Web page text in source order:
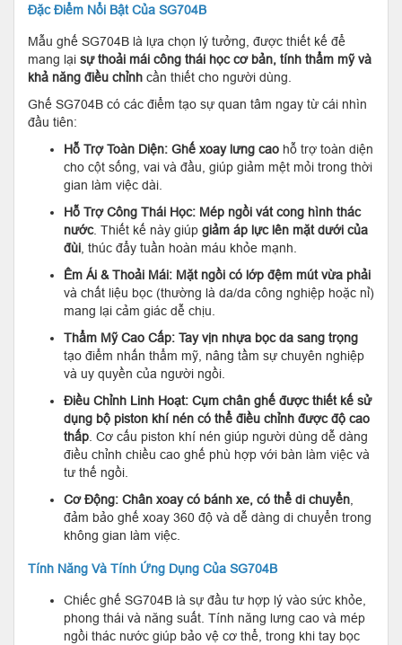
Đặc Điểm Nổi Bật Của SG704B
Mẫu ghế SG704B là lựa chọn lý tưởng, được thiết kế để
mang lại sự thoải mái công thái học cơ bản, tính thẩm mỹ và
khả năng điều chỉnh cần thiết cho người dùng.
Ghế SG704B có các điểm tạo sự quan tâm ngay từ cái nhìn
đầu tiên:
Hỗ Trợ Toàn Diện: Ghế xoay lưng cao hỗ trợ toàn diện
cho cột sống, vai và đầu, giúp giảm mệt mỏi trong thời
gian làm việc dài.
Hỗ Trợ Công Thái Học: Mép ngồi vát cong hình thác
nước. Thiết kế này giúp giảm áp lực lên mặt dưới của
đùi , thúc đẩy tuần hoàn máu khỏe mạnh.
Êm Ái & Thoải Mái: Mặt ngồi có lớp đệm mút vừa phải
và chất liệu bọc (thường là da/da công nghiệp hoặc nỉ)
mang lại cảm giác dễ chịu.
Thẩm Mỹ Cao Cấp: Tay vịn nhựa bọc da sang trọng
tạo điểm nhấn thẩm mỹ, nâng tầm sự chuyên nghiệp
và uy quyền của người ngồi.
Điều Chỉnh Linh Hoạt: Cụm chân ghế được thiết kế sử
dụng bộ piston khí nén có thể điều chỉnh được độ cao
thấp . Cơ cấu piston khí nén giúp người dùng dễ dàng
điều chỉnh chiều cao ghế phù hợp với bàn làm việc và
tư thế ngồi.
Cơ Động: Chân xoay có bánh xe, có thể di chuyển
đảm bảo ghế xoay 360 độ và dễ dàng di chuyển trong
không gian làm việc.
Tính Năng Và Tính Ứng Dụng Của SG704B
Chiếc ghế SG704B là sự đầu tư hợp lý vào sức khỏe,
phong thái và năng suất. Tính năng lưng cao và mép
ngồi thác nước giúp bảo vệ cơ thể, trong khi tay bọc